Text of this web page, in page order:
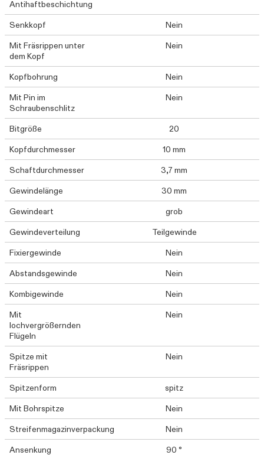
Antihaftbeschichtung
Senkkopf
Nein
Mit Fräsrippen unter
dem Kopf
Nein
Kopfbohrung
Nein
Mit Pin im
Schraubenschlitz
Nein
Bitgröße
20
Kopfdurchmesser
10 mm
Schaftdurchmesser
3,7 mm
Gewindelänge
30 mm
Gewindeart
grob
Gewindeverteilung
Teilgewinde
Fixiergewinde
Nein
Abstandsgewinde
Nein
Kombigewinde
Nein
Mit
lochvergrößernden
Flügeln
Nein
Spitze mit
Fräsrippen
Nein
Spitzenform
spitz
Mit Bohrspitze
Nein
Streifenmagazinverpackung
Nein
Ansenkung
90 °